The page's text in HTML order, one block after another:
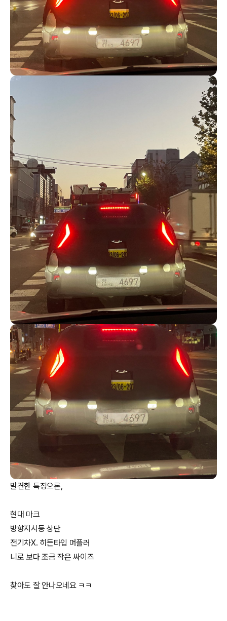
발견한 특징으론,
현대 마크
방향지시등 상단
전기차X. 히든타입 머플러
니로 보다 조금 작은 싸이즈
찾아도 잘 안나오네요 ㅋㅋ